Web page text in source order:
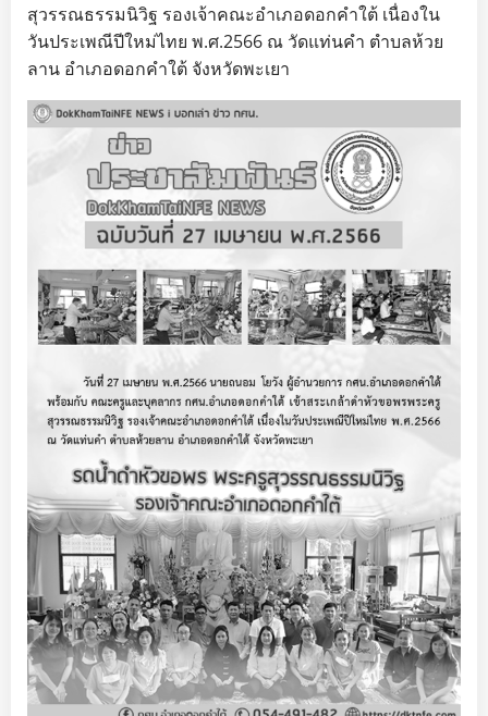
สุวรรณธรรมนิวิฐ รองเจ้าคณะอำเภอดอกคำใต้ เนื่องใน
วันประเพณีปีใหม่ไทย พ.ศ.2566 ณ วัดแท่นคำ ตำบลห้วย
ลาน อำเภอดอกคำใต้ จังหวัดพะเยา